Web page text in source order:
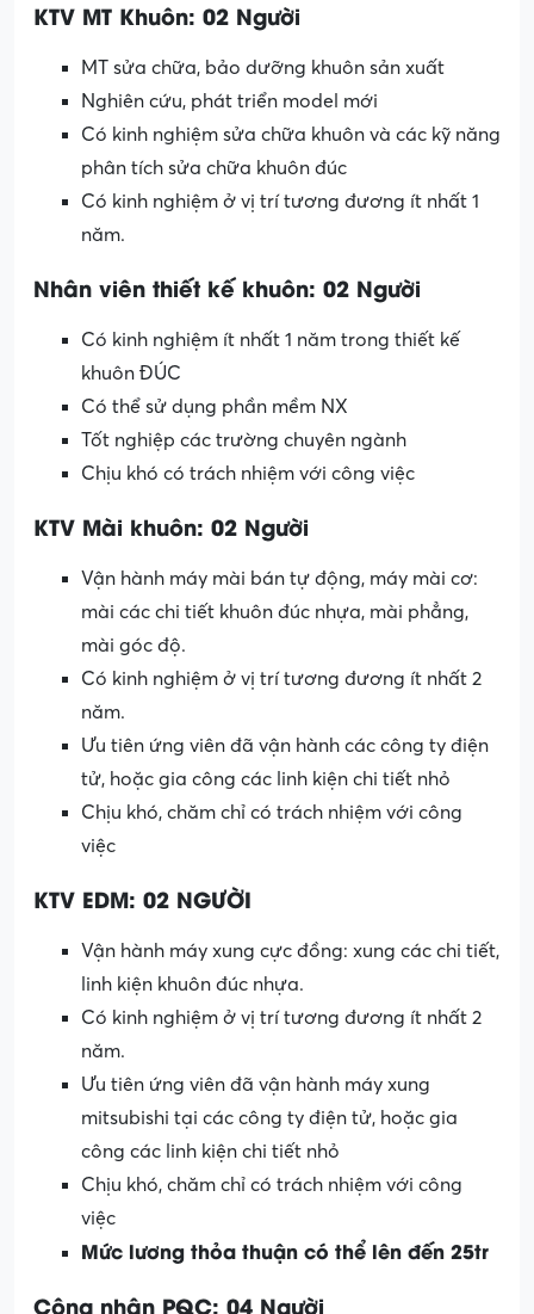
KTV MT Khuôn: 02 Người
MT sửa chữa, bảo dưỡng khuôn sản xuất
Nghiên cứu, phát triển model mới
Có kinh nghiệm sửa chữa khuôn và các kỹ năng
phân tích sửa chữa khuôn đúc
Có kinh nghiệm ở vị trí tương đương ít nhất 1
năm.
Nhân viên thiết kế khuôn: 02 Người
Có kinh nghiệm ít nhất 1 năm trong thiết kế
khuôn ĐÚC
Có thể sử dụng phần mềm NX
Tốt nghiệp các trường chuyên ngành
Chịu khó có trách nhiệm với công việc
KTV Mài khuôn: 02 Người
Vận hành máy mài bán tự động, máy mài cơ:
mài các chi tiết khuôn đúc nhựa, mài phẳng,
mài góc độ.
Có kinh nghiệm ở vị trí tương đương ít nhất 2
năm.
Ưu tiên ứng viên đã vận hành các công ty điện
tử, hoặc gia công các linh kiện chi tiết nhỏ
Chịu khó, chăm chỉ có trách nhiệm với công
việc
KTV EDM: 02 NGƯỜI
Vận hành máy xung cực đồng: xung các chi tiết,
linh kiện khuôn đúc nhựa.
Có kinh nghiệm ở vị trí tương đương ít nhất 2
năm.
Ưu tiên ứng viên đã vận hành máy xung
mitsubishi tại các công ty điện tử, hoặc gia
công các linh kiện chi tiết nhỏ
Chịu khó, chăm chỉ có trách nhiệm với công
việc
Mức lương thỏa thuận có thể lên đến 25tr
Công nhân PQC: 04 Người